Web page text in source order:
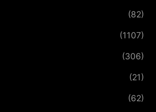
(82)
(1107)
(306)
(21)
(62)